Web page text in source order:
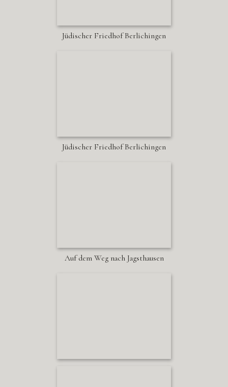
Jüdischer Friedhof Berlichingen
Jüdischer Friedhof Berlichingen
Auf dem Weg nach Jagsthausen